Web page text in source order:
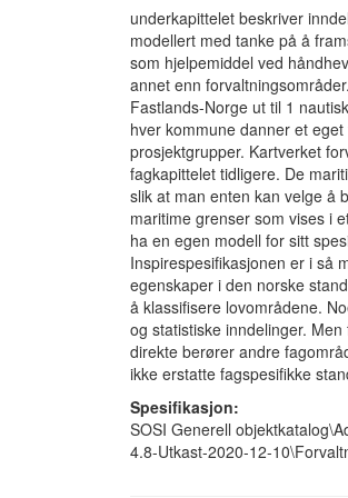
underkapittelet beskriver
modellert med tanke på å
som hjelpemiddel ved
annet enn
Fastlands-Norge ut til 1
hver kommune danner et
prosjektgrupper. Kartverket
fagkapittelet tidligere. De
slik at man enten kan velge å
maritime grenser som vises i
ha en egen modell for sitt
Inspirespesifikasjonen er i så
egenskaper i den norske
å klassifisere lovområdene.
og statistiske inndelinger.
direkte berører andre
ikke erstatte fagspesifikke
Spesifikasjon:
SOSI Generell
4.8-Utkast-2020-12-